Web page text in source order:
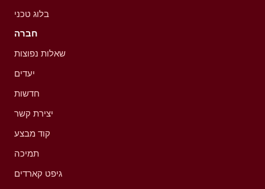
בלוג טכני
חברה
שאלות נפוצות
יעדים
חדשות
יצירת קשר
קוד מבצע
תמיכה
גיפט קארדים